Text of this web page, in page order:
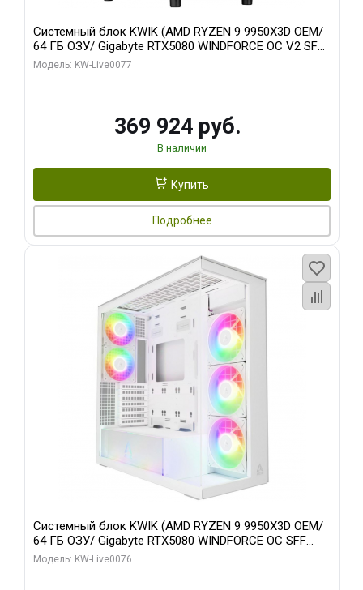
Системный блок KWIK (AMD RYZEN 9 9950X3D OEM/
64 ГБ ОЗУ/ Gigabyte RTX5080 WINDFORCE OC V2 SFF
16GB GDDR7 256b/ 960 ГБ SSD)
Модель: KW-Live0077
369 924 руб.
В наличии
Купить
Подробнее
Системный блок KWIK (AMD RYZEN 9 9950X3D OEM/
64 ГБ ОЗУ/ Gigabyte RTX5080 WINDFORCE OC SFF
16GB GDDR7 256bit / 960 ГБ SSD)
Модель: KW-Live0076